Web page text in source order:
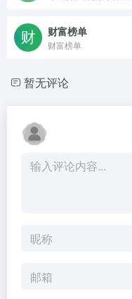
财富榜单
财富榜单
暂无评论